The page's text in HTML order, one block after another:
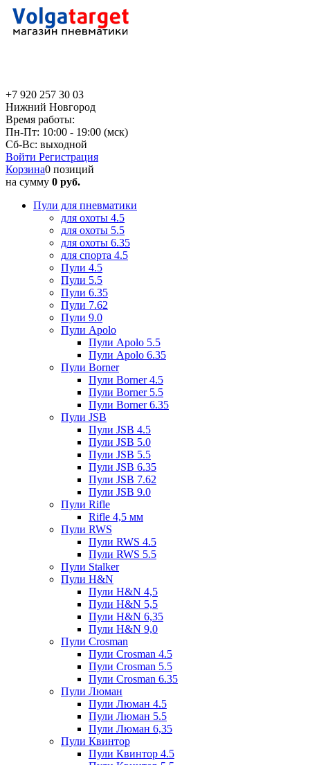
+7 920 257 30 03
Нижний Новгород
Время работы:
Пн-Пт: 10:00 - 19:00 (мск)
Сб-Вс: выходной
Войти Регистрация
Корзина0 позиций
на сумму 0 руб.
Пули для пневматики
для охоты 4.5
для охоты 5.5
для охоты 6.35
для спорта 4.5
Пули 4.5
Пули 5.5
Пули 6.35
Пули 7.62
Пули 9.0
Пули Apolo
Пули Apolo 5.5
Пули Apolo 6.35
Пули Borner
Пули Borner 4.5
Пули Borner 5.5
Пули Borner 6.35
Пули JSB
Пули JSB 4.5
Пули JSB 5.0
Пули JSB 5.5
Пули JSB 6.35
Пули JSB 7.62
Пули JSB 9.0
Пули Rifle
Rifle 4,5 мм
Пули RWS
Пули RWS 4.5
Пули RWS 5.5
Пули Stalker
Пули H&N
Пули H&N 4,5
Пули H&N 5,5
Пули H&N 6,35
Пули H&N 9,0
Пули Crosman
Пули Crosman 4.5
Пули Crosman 5.5
Пули Crosman 6.35
Пули Люман
Пули Люман 4.5
Пули Люман 5.5
Пули Люман 6,35
Пули Квинтор
Пули Квинтор 4.5